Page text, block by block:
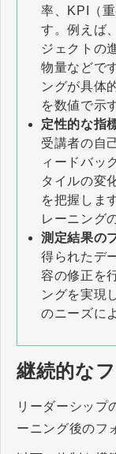
率、KPI（
す。例えば
ジェクトの
物量などで
ングが具体
を数値で示
定性的な指
受講者の自
ィードバッ
タイルの変
を把握しま
レーニング
測定結果の
得られたデ
容の修正を
ングを実現
のニーズに
継続的な
リーダーシップ
ーニング後のフ